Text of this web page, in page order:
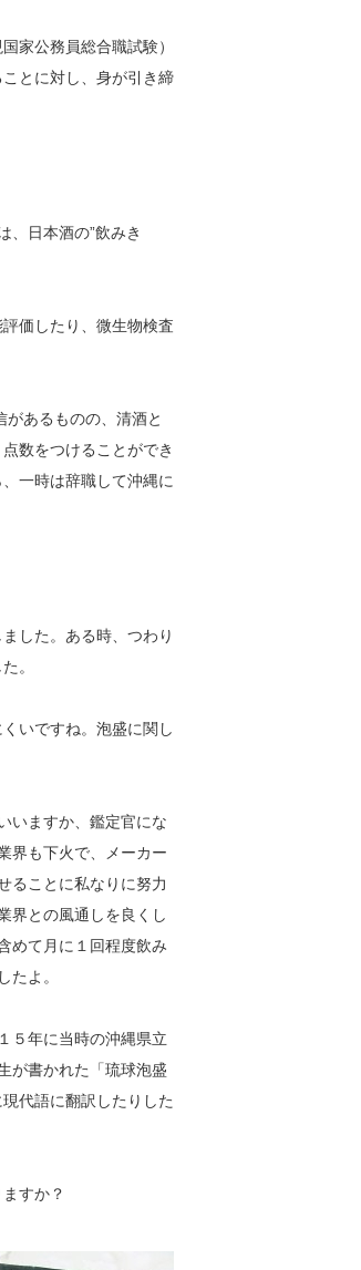
家公務員総合職試験）
とに対し、身が引き締
、日本酒の”飲みき
価したり、微生物検査
あるものの、清酒と
数をつけることができ
一時は辞職して沖縄に
した。ある時、つわり
。
いですね。泡盛に関し
いますか、鑑定官にな
界も下火で、メーカー
ることに私なりに努力
界との風通しを良くし
めて月に１回程度飲み
たよ。
５年に当時の沖縄県立
が書かれた「琉球泡盛
代語に翻訳したりした
すか？